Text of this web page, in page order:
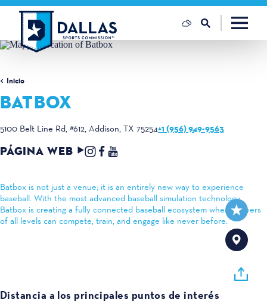
Ir al contenido
Inicio
BATBOX
5100 Belt Line Rd, #612 Addison, TX 75254+1 (956) 949-9563
PÁGINA WEB
Batbox is not just a venue; it is an entirely new way to experience
baseball. With the most advanced baseball simulation technology,
Batbox is creating a fully connected baseball ecosystem where players
of all levels can compete, train, and engage like never before.
Distancia a los principales puntos de interés